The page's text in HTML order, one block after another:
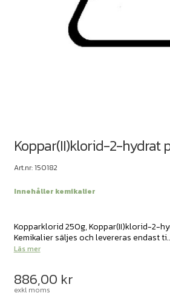
Koppar(II)klorid-2-hydrat
Art.nr: 150182
Innehåller kemikalier
Kopparklorid 250g, Koppar(II)klorid-2-
Kemikalier säljes och levereras endast
Läs mer
886,00 kr
exkl moms